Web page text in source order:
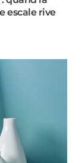
escale rive